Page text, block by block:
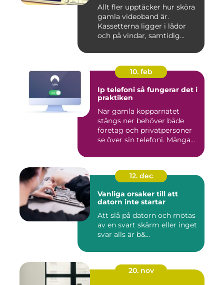
Allt fler upptäcker hur sköra
gamla videoband är.
Kassetterna ligger i lådor
och på vindar, samtidig...
10. feb
Ip telefoni så fungerar det i
praktiken
När gamla kopparnätet
stängs ner behöver både
företag och privatpersoner
se över sin telefoni. Många...
12. dec
Vanliga orsaker till att
datorn inte startar
Att slå på datorn och mötas
av en svart skärm eller inget
svar alls är b&...
20. nov